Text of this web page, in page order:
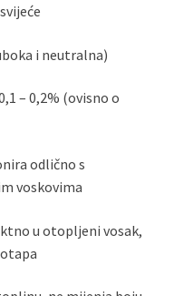
i neutralna)
– 0,2% (ovisno o
odlično s
voskovima
u otopljeni vosak,